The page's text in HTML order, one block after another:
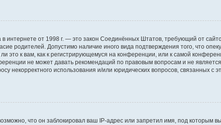
интернете от 1998 г. — это закон Соединённых Штатов, требующий от
родителей. Допустимо наличие иного вида подтверждения того, что
к вам, как к регистрирующемуся на конференции, или к самой
не может давать рекомендаций по правовым вопросам и не
некорректного использования и/или юридических вопросов, связанных с
что он заблокировал ваш IP-адрес или запретил имя, под которым